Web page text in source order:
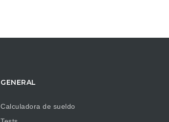
GENERAL
Calculadora de sueldo